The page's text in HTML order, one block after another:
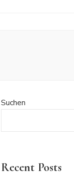
Suchen
Recent Posts